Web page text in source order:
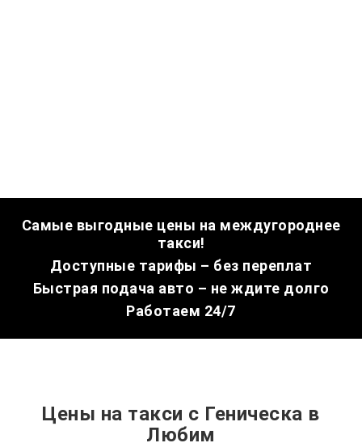
Самые выгодные цены на междугороднее
такси!
Доступные тарифы – без переплат
Быстрая подача авто – не ждите долго
Работаем 24/7
Цены на такси с Геническа в
Любим